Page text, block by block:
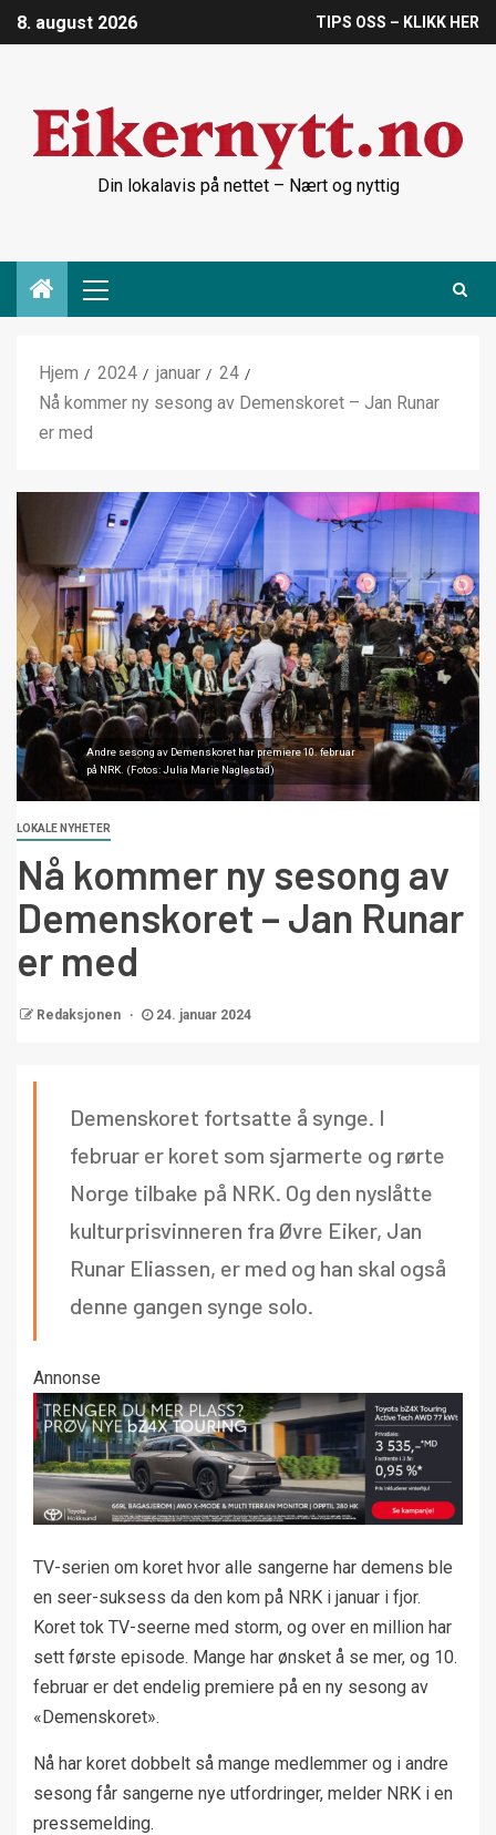
8. august 2026 TIPS OSS – KLIKK HER
Din lokalavis på nettet – Nært og nyttig
Hjem 2024 januar
24
Nå kommer ny sesong av Demenskoret – Jan Runar
er med
Andre sesong av Demenskoret har premiere 10. februar
på NRK. (Fotos: Julia Marie Naglestad)
LOKALE NYHETER
Nå kommer ny sesong av
Demenskoret – Jan Runar
er med
Redaksjonen 24. januar 2024
Demenskoret fortsatte å synge. I
februar er koret som sjarmerte og rørte
Norge tilbake på NRK. Og den nyslåtte
kulturprisvinneren fra Øvre Eiker, Jan
Runar Eliassen, er med og han skal også
denne gangen synge solo.
Annonse
TV-serien om koret hvor alle sangerne har demens ble
en seer-suksess da den kom på NRK i januar i fjor.
Koret tok TV-seerne med storm, og over en million har
sett første episode. Mange har ønsket å se mer, og 10.
februar er det endelig premiere på en ny sesong av
«Demenskoret».
Nå har koret dobbelt så mange medlemmer og i andre
sesong får sangerne nye utfordringer, melder NRK i en
pressemelding.